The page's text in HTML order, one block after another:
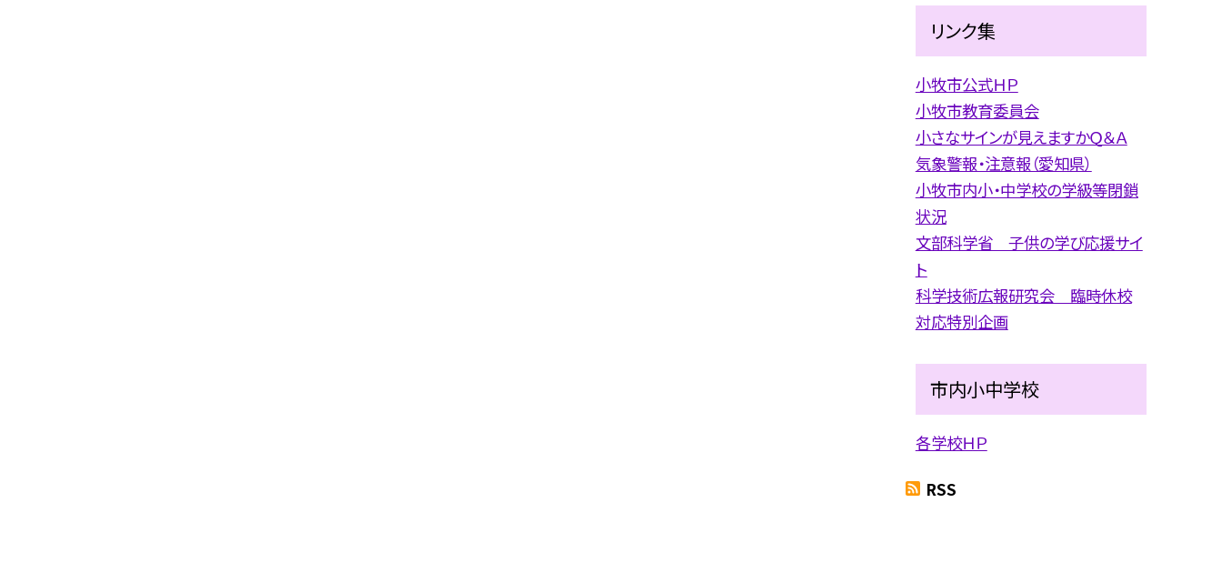
リンク集
小牧市公式ＨＰ
小牧市教育委員会
小さなサインが見えますかＱ＆Ａ
気象警報・注意報（愛知県）
小牧市内小・中学校の学級等閉鎖
状況
文部科学省 子供の学び応援サイ
ト
科学技術広報研究会 臨時休校
対応特別企画
市内小中学校
各学校ＨＰ
RSS